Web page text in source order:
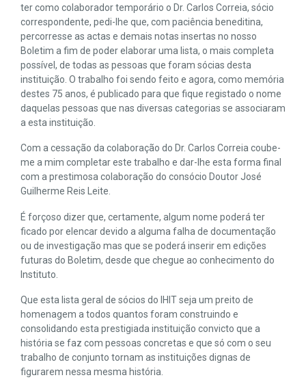
ter como colaborador temporário o Dr. Carlos Correia, sócio
correspondente, pedi-lhe que, com paciência beneditina,
percorresse as actas e demais notas insertas no nosso
Boletim a fim de poder elaborar uma lista, o mais completa
possível, de todas as pessoas que foram sócias desta
instituição. O trabalho foi sendo feito e agora, como memória
destes 75 anos, é publicado para que fique registado o nome
daquelas pessoas que nas diversas categorias se associaram
a esta instituição.
Com a cessação da colaboração do Dr. Carlos Correia coube-
me a mim completar este trabalho e dar-lhe esta forma final
com a prestimosa colaboração do consócio Doutor José
Guilherme Reis Leite.
É forçoso dizer que, certamente, algum nome poderá ter
ficado por elencar devido a alguma falha de documentação
ou de investigação mas que se poderá inserir em edições
futuras do Boletim, desde que chegue ao conhecimento do
Instituto.
Que esta lista geral de sócios do IHIT seja um preito de
homenagem a todos quantos foram construindo e
consolidando esta prestigiada instituição convicto que a
história se faz com pessoas concretas e que só com o seu
trabalho de conjunto tornam as instituições dignas de
figurarem nessa mesma história.